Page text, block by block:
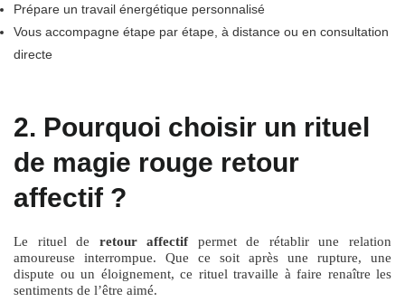
Prépare un travail énergétique personnalisé
Vous accompagne étape par étape, à distance ou en consultation
directe
2. Pourquoi choisir un rituel
de magie rouge retour
affectif ?
Le rituel de retour affectifpermet de rétablir une relation
amoureuse interrompue. Que ce soit après une rupture, une
dispute ou un éloignement, ce rituel travaille à faire renaître les
sentiments de l’être aimé.